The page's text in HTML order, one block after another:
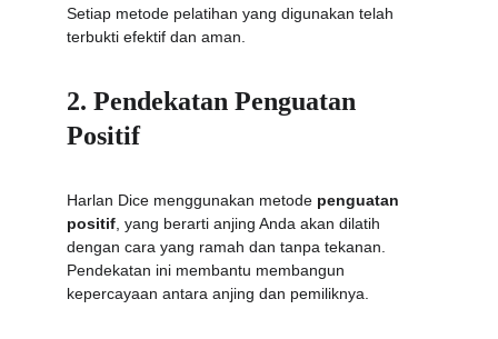
Setiap metode pelatihan yang digunakan telah
terbukti efektif dan aman.
2. Pendekatan Penguatan
Positif
Harlan Dice menggunakan metode penguatan
positif , yang berarti anjing Anda akan dilatih
dengan cara yang ramah dan tanpa tekanan.
Pendekatan ini membantu membangun
kepercayaan antara anjing dan pemiliknya.